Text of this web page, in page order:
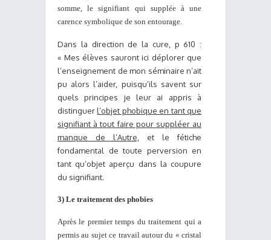
somme, le signifiant qui supplée à une
carence symbolique de son entourage.
Dans la direction de la cure, p 610 :
« Mes élèves sauront ici déplorer que
l’enseignement de mon séminaire n’ait
pu alors l’aider, puisqu’ils savent sur
quels prin­cipes je leur ai appris à
distinguerl’objet phobique en tant que
signifiant à tout faire pour suppléer au
manque de l’Autre,
et le fétiche
fondamental de toute perversion en
tant qu’objet aperçu dans la coupure
du signifiant.
3) Le traitement des phobies
Après le premier temps du traitement qui a
permis au sujet ce travail autour du « cristal